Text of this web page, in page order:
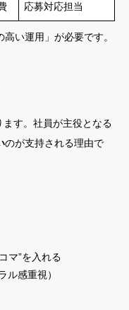
応募対応担当
い運用」が必要です。
す。社員が主役となる
のが支持される理由で
マ”を入れる
ル感重視）